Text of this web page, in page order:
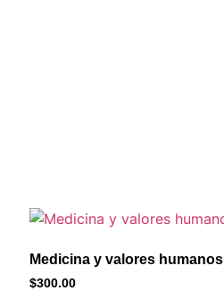
Medicina y valores humanos
$300.00